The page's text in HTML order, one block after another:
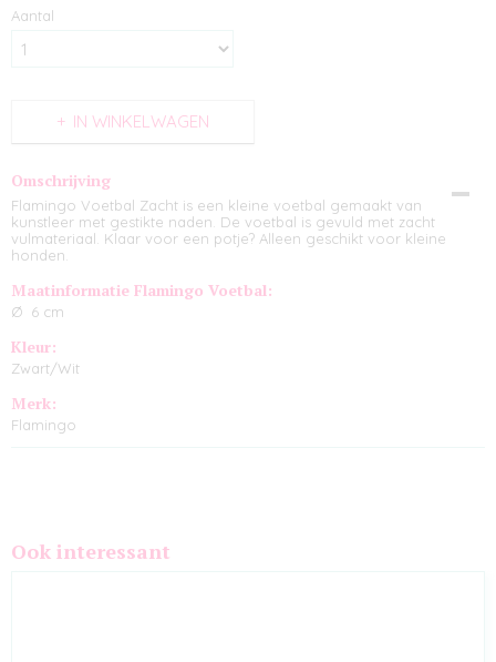
Aantal
IN WINKELWAGEN
Omschrijving
Flamingo Voetbal Zacht is een kleine voetbal gemaakt van
kunstleer met gestikte naden. De voetbal is gevuld met zacht
vulmateriaal. Klaar voor een potje? Alleen geschikt voor kleine
honden.
Maatinformatie Flamingo Voetbal:
Ø 6 cm
Kleur:
Zwart/Wit
Merk:
Flamingo
Ook interessant